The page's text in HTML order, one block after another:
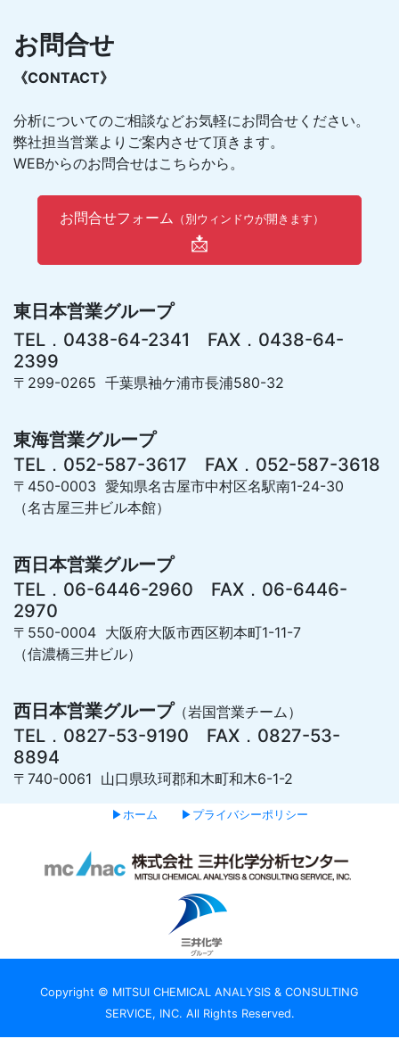
お問合せ
《CONTACT》
分析についてのご相談などお気軽にお問合せください。
弊社担当営業よりご案内させて頂きます。
WEBからのお問合せはこちらから。
お問合せフォーム （別ウィンドウが開きます）
📩
東日本営業グループ
TEL．0438-64-2341 FAX．0438-64-
2399
〒299-0265 千葉県袖ケ浦市長浦580-32
東海営業グループ
TEL．052-587-3617 FAX．052-587-3618
〒450-0003 愛知県名古屋市中村区名駅南1-24-30
（名古屋三井ビル本館）
西日本営業グループ
TEL．06-6446-2960 FAX．06-6446-
2970
〒550-0004 大阪府大阪市西区靭本町1-11-7
（信濃橋三井ビル）
西日本営業グループ （岩国営業チーム）
TEL．0827-53-9190 FAX．0827-53-
8894
〒740-0061 山口県玖珂郡和木町和木6-1-2
▶ホーム ▶プライバシーポリシー
Copyright © MITSUI CHEMICAL ANALYSIS & CONSULTING
SERVICE, INC. All Rights Reserved.